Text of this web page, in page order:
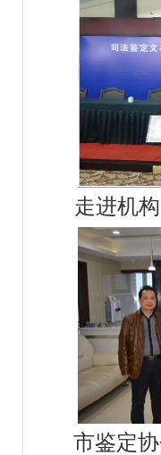
走进机
市鉴定